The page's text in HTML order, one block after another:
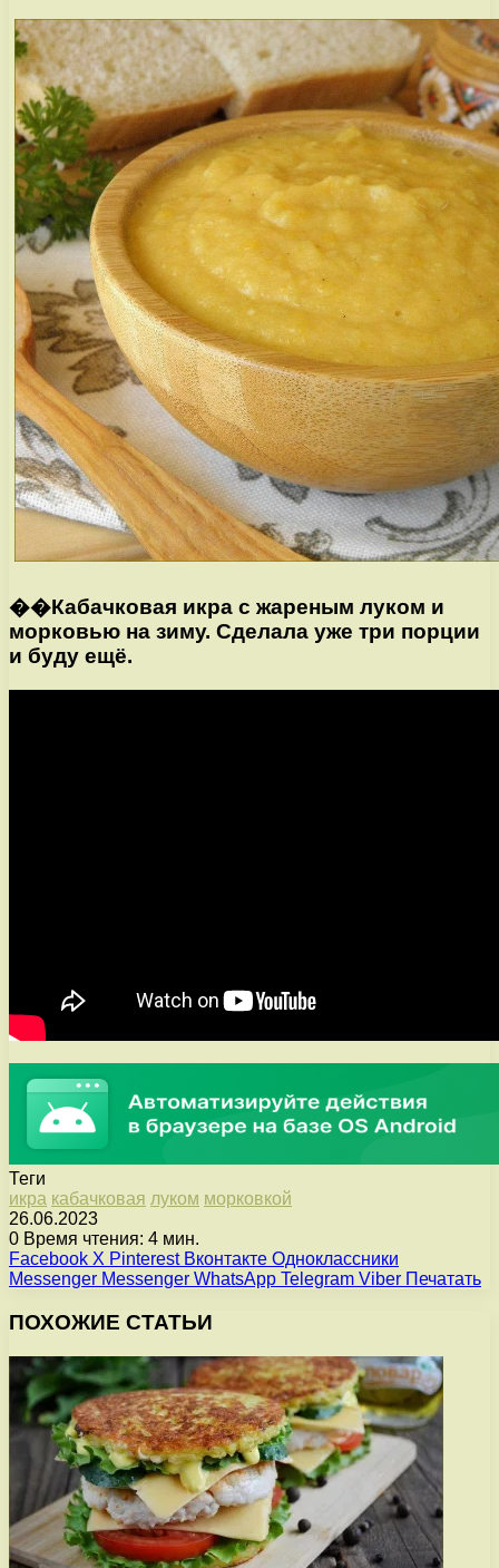
��Кабачковая икра с жареным луком и
морковью на зиму. Сделала уже три порции
и буду ещё.
Теги
икра кабачковая луком морковкой
26.06.2023
0 Время чтения: 4 мин.
Facebook X Pinterest Вконтакте Одноклассники
Messenger Messenger WhatsApp Telegram Viber Печатать
ПОХОЖИЕ СТАТЬИ